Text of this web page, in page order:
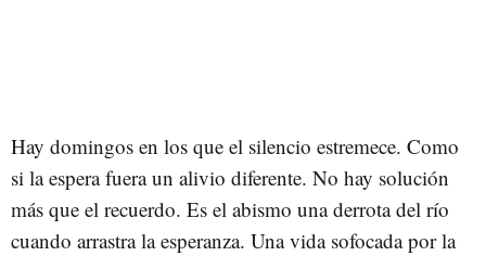
Hay domingos en los que el silencio estremece. Como
si la espera fuera un alivio diferente. No hay solución
más que el recuerdo. Es el abismo una derrota del río
cuando arrastra la esperanza. Una vida sofocada por la